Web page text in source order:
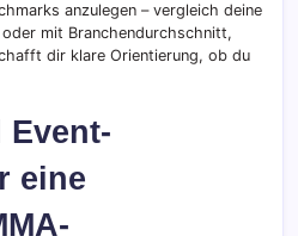
anzulegen – vergleich deine
mit Branchendurchschnitt,
dir klare Orientierung, ob du
Event-
eine